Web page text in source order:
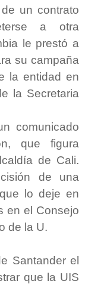
un contrato
a otra
le prestó a
su campaña
la entidad en
la Secretaria
comunicado
que figura
de Cali.
de una
lo deje en
en el Consejo
de la U.
Santander el
que la UIS